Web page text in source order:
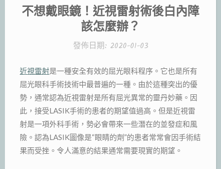
類:
不想戴眼鏡！近視雷射術後白內障
該怎麼辦？
發佈日期: 2020-01-03
近視雷射是一種安全有效的屈光眼科程序。它也是所有
屈光眼科手術技術中最普遍的一種。由於這種突出的優
勢，通常認為近視雷射是所有屈光異常的靈丹妙藥。因
此，接受LASIK手術的患者的期望值過高。但是近視雷
射是一項外科手術，勢必會帶來一些潛在的並發症和風
險。認為LASIK圖像是“眼睛的劑”的患者常常會因手術結
果而受挫。令人滿意的結果通常需要現實的期望。